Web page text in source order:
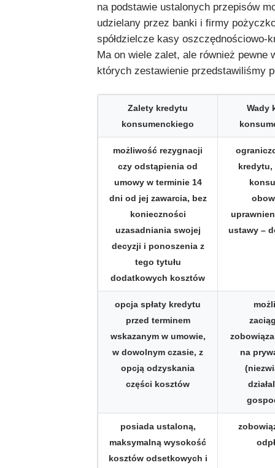
na podstawie ustalonych przepisów
udzielany przez banki i firmy
spółdzielcze kasy oszczędnościowo-
Ma on wiele zalet, ale również pewne
których zestawienie przedstawiliśmy
Zalety kredytu
konsumenckiego
Wady
możliwość rezygnacji
czy odstąpienia od
umowy w terminie 14
dni od jej zawarcia, bez
konieczności
uzasadniania swojej
decyzji i ponoszenia z
tego tytułu
dodatkowych kosztów
ustawy –
opcja spłaty kredytu
przed terminem
wskazanym w umowie,
w dowolnym czasie, z
opcją odzyskania
części kosztów
na
posiada ustaloną,
maksymalną wysokość
kosztów odsetkowych i